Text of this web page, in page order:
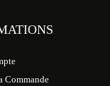
Commande